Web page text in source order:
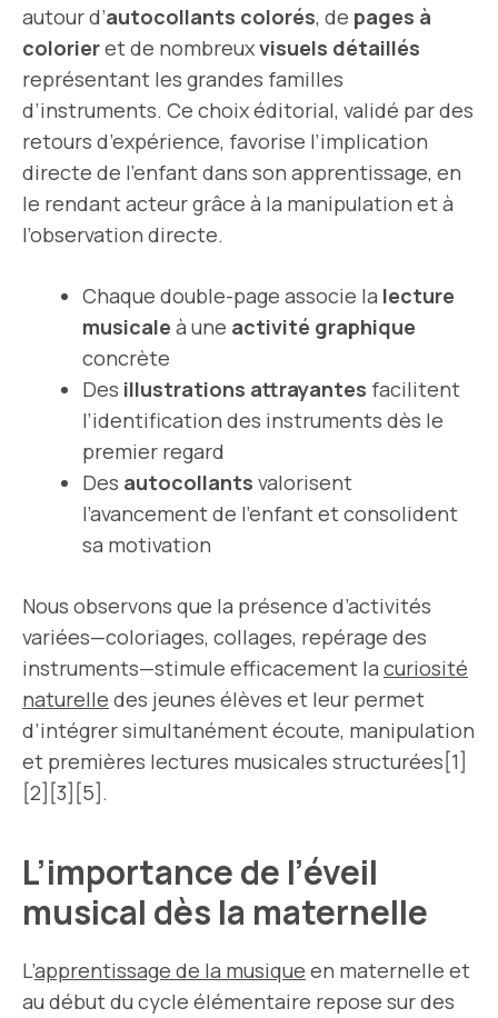
autour d’autocollants colorés, de pages à
colorieret de nombreuxvisuels détaillés
représentant les grandes familles
d’instruments. Ce choix éditorial, validé par des
retours d’expérience, favorise l’implication
directe de l’enfant dans son apprentissage, en
le rendant acteur grâce à la manipulation et à
l’observation directe.
Chaque double-page associe la lecture
musicale à une activité graphique
concrète
Des illustrations attrayantes facilitent
l’identification des instruments dès le
premier regard
Des autocollants valorisent
l’avancement de l’enfant et consolident
sa motivation
Nous observons que la présence d’activités
variées—coloriages, collages, repérage des
instruments—stimule efficacement la curiosité
naturelle des jeunes élèves et leur permet
d’intégrer simultanément écoute, manipulation
et premières lectures musicales structurées[1]
[2][3][5].
L’importance de l’éveil
musical dès la maternelle
L’apprentissage de la musique en maternelle et
au début du cycle élémentaire repose sur des